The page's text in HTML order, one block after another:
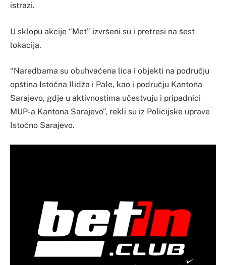
istrazi.
U sklopu akcije “Met” izvršeni su i pretresi na šest
lokacija.
“Naredbama su obuhvaćena lica i objekti na području
opština Istočna Ilidža i Pale, kao i području Kantona
Sarajevo, gdje u aktivnostima učestvuju i pripadnici
MUP-a Kantona Sarajevo”, rekli su iz Policijske uprave
Istočno Sarajevo.